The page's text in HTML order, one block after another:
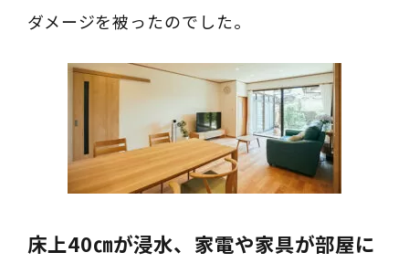
ダメージを被ったのでした。
床上40㎝が浸水、家電や家具が部屋に